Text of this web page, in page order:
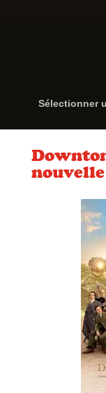
Sélectionner